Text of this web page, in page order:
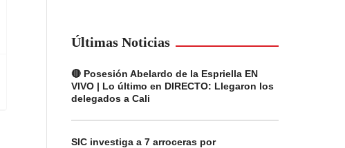
Últimas Noticias
🔴 Posesión Abelardo de la Espriella EN
VIVO | Lo último en DIRECTO: Llegaron los
delegados a Cali
SIC investiga a 7 arroceras por